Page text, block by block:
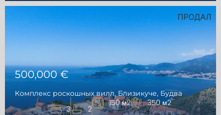
ПРОДАЛ
500,000 €
Комплекс роскошных вилл, Близикуче, Будва
3 2
150 м2 350 м2